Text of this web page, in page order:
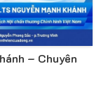
– Chuyên